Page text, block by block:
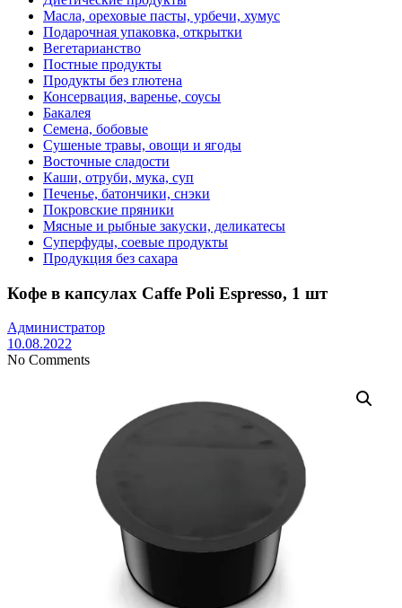
Масла, ореховые пасты, урбечи, хумус
Подарочная упаковка, открытки
Вегетарианство
Постные продукты
Продукты без глютена
Консервация, варенье, соусы
Бакалея
Семена, бобовые
Сушеные травы, овощи и ягоды
Восточные сладости
Каши, отруби, мука, суп
Печенье, батончики, снэки
Покровские пряники
Мясные и рыбные закуски, деликатесы
Суперфуды, соевые продукты
Продукция без сахара
Кофе в капсулах Caffe Poli Espresso, 1 шт
Администратор
10.08.2022
No Comments